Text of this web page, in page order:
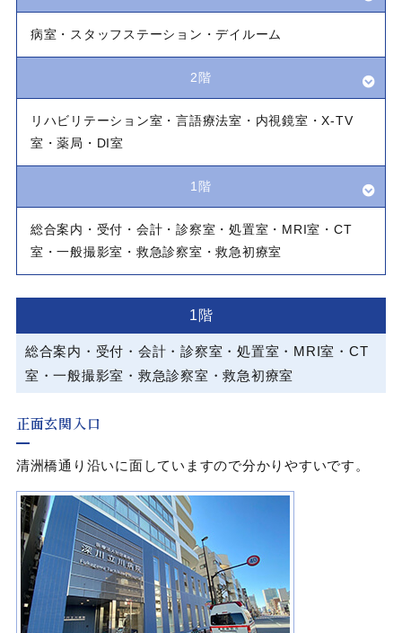
病室・スタッフステーション・デイルーム
2階
リハビリテーション室・言語療法室・内視鏡室 ・X-TV
室・薬局・DI室
1階
総合案内・受付・会計・診察室・処置室・MRI室 ・ CT
室・一般撮影室 ・ 救急診察室・救急初療室
1階
総合案内・受付・会計・診察室・処置室 ・ MRI室・CT
室 ・一般撮影室・救急診察室 ・救急初療室
正面玄関入口
清洲橋通り沿いに面していますので分かりやすいです。